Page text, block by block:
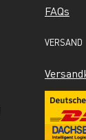
FAQs
VERSAND